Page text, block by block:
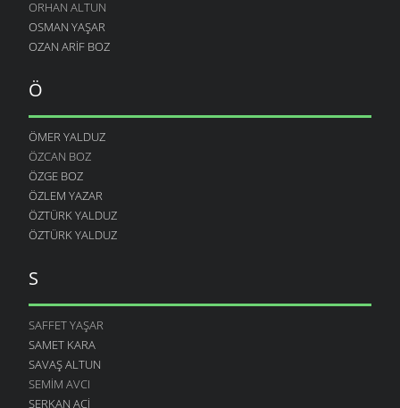
ORHAN ALTUN
OSMAN YAŞAR
OZAN ARIF BOZ
Ö
ÖMER YALDUZ
ÖZCAN BOZ
ÖZGE BOZ
ÖZLEM YAZAR
ÖZTÜRK YALDUZ
ÖZTÜRK YALDUZ
S
SAFFET YAŞAR
SAMET KARA
SAVAŞ ALTUN
SEMIM AVCI
SERKAN ACI